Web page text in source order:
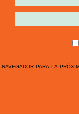
para la